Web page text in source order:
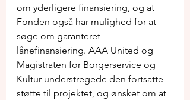
om yderligere finansiering, og at
Fonden også har mulighed for at
søge om garanteret
lånefinansiering. AAA United og
Magistraten for Borgerservice og
Kultur understregede den fortsatte
støtte til projektet, og ønsket om at